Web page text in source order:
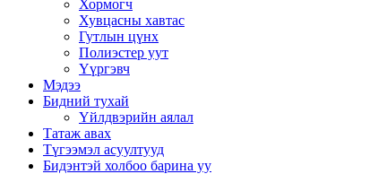
Хормогч
Хувцасны хавтас
Гутлын цүнх
Полиэстер уут
Үүргэвч
Мэдээ
Бидний тухай
Үйлдвэрийн аялал
Татаж авах
Түгээмэл асуултууд
Бидэнтэй холбоо барина уу